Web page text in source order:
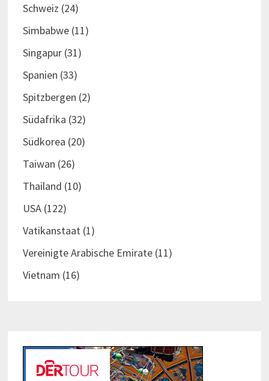
Schweiz (24)
Simbabwe(11)
Singapur(31)
Spanien (33)
Spitzbergen (2)
Südafrika (32)
Südkorea (20)
Taiwan (26)
Thailand (10)
USA(122)
Vatikanstaat (1)
Vereinigte Arabische Emirate(11)
Vietnam (16)